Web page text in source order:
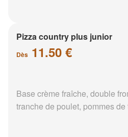
Pizza country plus junior
Dès 11.50 €
Base crème fraîche, double
tranche de poulet, pommes